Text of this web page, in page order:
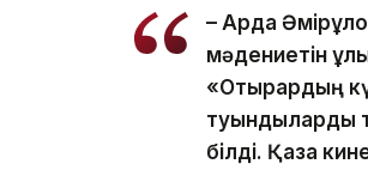
– Ардақ
мәдениетін
«Отырардың
туындыларды
білді. Қазақ